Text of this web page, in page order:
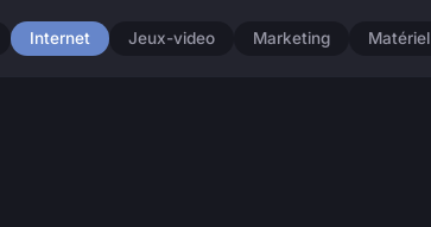
Internet Jeux-video Marketing Matériel